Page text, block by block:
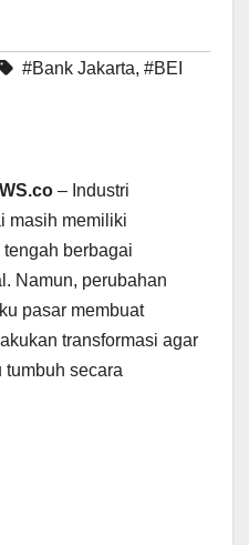
#Bank Jakarta, #BEI
– Industri
masih memiliki
berbagai
Namun, perubahan
pasar membuat
transformasi agar
tumbuh secara